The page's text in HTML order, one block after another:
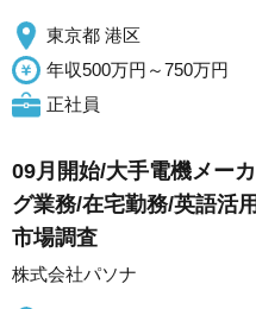
東京都 港区
年収500万円～750万円
正社員
09月開始/大手電機メー
グ業務/在宅勤務/英語活
市場調査
株式会社パソナ